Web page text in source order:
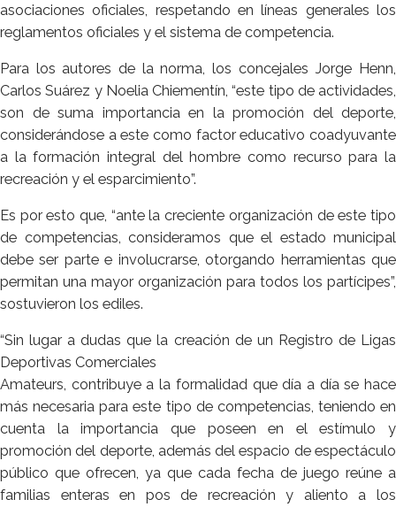
asociaciones oficiales, respetando en líneas generales los
reglamentos oficiales y el sistema de competencia.
Para los autores de la norma, los concejales Jorge Henn,
Carlos Suárez y Noelia Chiementín, “este tipo de actividades,
son de suma importancia en la promoción del deporte,
considerándose a este como factor educativo coadyuvante
a la formación integral del hombre como recurso para la
recreación y el esparcimiento”.
Es por esto que, “ante la creciente organización de este tipo
de competencias, consideramos que el estado municipal
debe ser parte e involucrarse, otorgando herramientas que
permitan una mayor organización para todos los partícipes”,
sostuvieron los ediles.
“Sin lugar a dudas que la creación de un Registro de Ligas
Deportivas Comerciales
Amateurs, contribuye a la formalidad que día a día se hace
más necesaria para este tipo de competencias, teniendo en
cuenta la importancia que poseen en el estímulo y
promoción del deporte, además del espacio de espectáculo
público que ofrecen, ya que cada fecha de juego reúne a
familias enteras en pos de recreación y aliento a los